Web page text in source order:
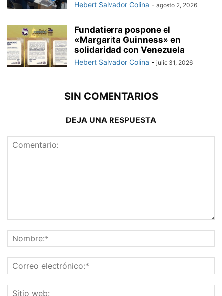
Hebert Salvador Colina - agosto 2, 2026
Fundatierra pospone el
«Margarita Guinness» en
solidaridad con Venezuela
Hebert Salvador Colina - julio 31, 2026
SIN COMENTARIOS
DEJA UNA RESPUESTA